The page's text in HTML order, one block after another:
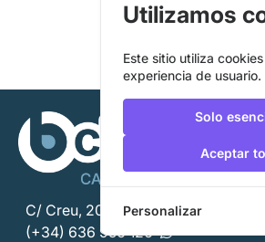
Utilizamos
Este sitio utiliza
experiencia de usuario.
Solo
Aceptar
Personalizar
C/ Creu, 20 (Ciutadella)
(+34) 636 956 126